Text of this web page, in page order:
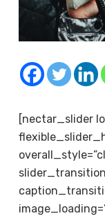
[nectar_slider